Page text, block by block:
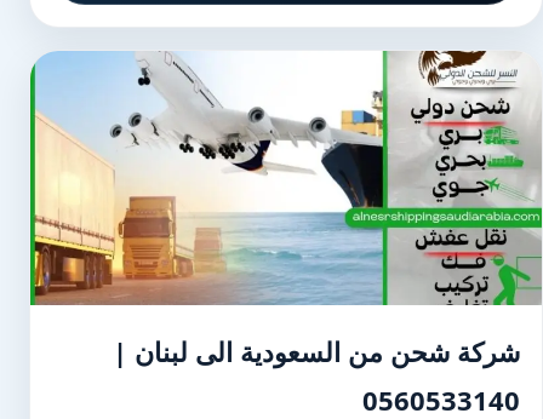
شركة شحن من السعودية الى لبنان |
0560533140